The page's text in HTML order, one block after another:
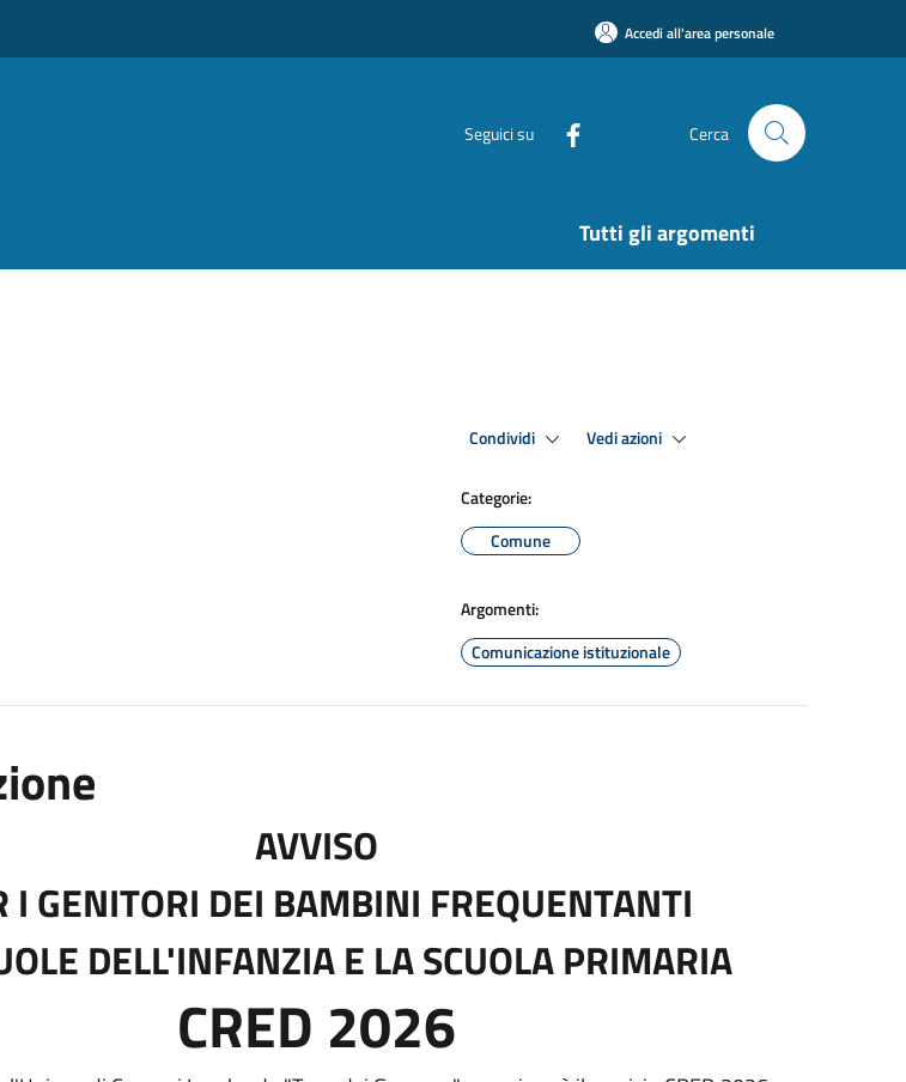
Accedi all'area personale
Seguici su Cerca
Tutti gli argomenti
Condividi Vedi azioni
Categorie:
Comune
Argomenti:
Comunicazione istituzionale
AVVISO
I GENITORI DEI BAMBINI FREQUENTANTI
DELL'INFANZIA E LA SCUOLA PRIMARIA
CRED 2026